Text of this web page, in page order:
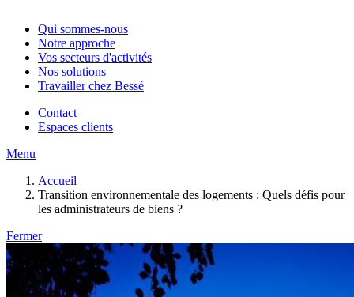
Qui sommes-nous
Notre approche
Vos secteurs d'activités
Nos solutions
Travailler chez Bessé
Contact
Espaces clients
Menu
Accueil
Transition environnementale des logements : Quels défis pour
les administrateurs de biens ?
Fermer